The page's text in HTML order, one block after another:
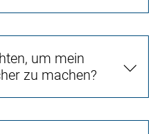
um mein
zu machen?